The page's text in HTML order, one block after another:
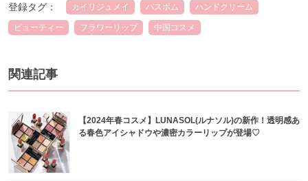
登録タグ： カイリジュメイ バスボム ハンドクリーム
ビューティー フラワーリップ 中国コスメ
関連記事
【2024年春コスメ】LUNASOL(ルナソル)の新作！透明感あ
る春色アイシャドウや濃密カラーリップが登場♡